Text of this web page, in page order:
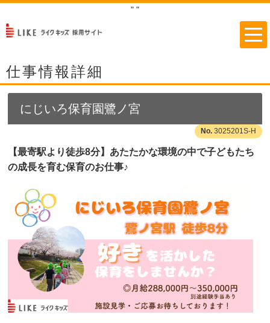
" "
仕事情報詳細
にじいろ保育園鷺ノ宮
3025201S-H
【最寄駅より徒歩8分】あたたかな環境の中で子どもたち
の成長を育む保育のお仕事♪